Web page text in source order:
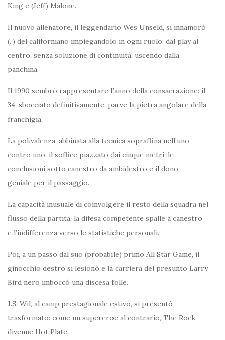
King e (Jeff) Malone.
Il nuovo allenatore, il leggendario Wes Unseld, si innamorò
(..) del californiano impiegandolo in ogni ruolo: dal play al
centro, senza soluzione di continuità, uscendo dalla
panchina.
Il 1990 sembrò rappresentare l’anno della consacrazione: il
34, sbocciato definitivamente, parve la pietra angolare della
franchigia.
La polivalenza, abbinata alla tecnica sopraffina nell’uno
contro uno; il soffice piazzato dai cinque metri, le
conclusioni sotto canestro da ambidestro e il dono
geniale per il passaggio.
La capacità inusuale di coinvolgere il resto della squadra nel
flusso della partita, la difesa competente spalle a canestro
e l’indifferenza verso le statistiche personali.
Poi, a un passo dal suo (probabile) primo All Star Game, il
ginocchio destro si lesionò e la carriera del presunto Larry
Bird nero imboccò una discesa folle.
J.S. Wil, al camp prestagionale estivo, si presentò
trasformato: come un supereroe al contrario, The Rock
divenne Hot Plate.